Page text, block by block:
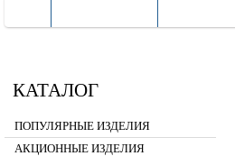
КАТАЛОГ
ПОПУЛЯРНЫЕ ИЗДЕЛИЯ
АКЦИОННЫЕ ИЗДЕЛИЯ